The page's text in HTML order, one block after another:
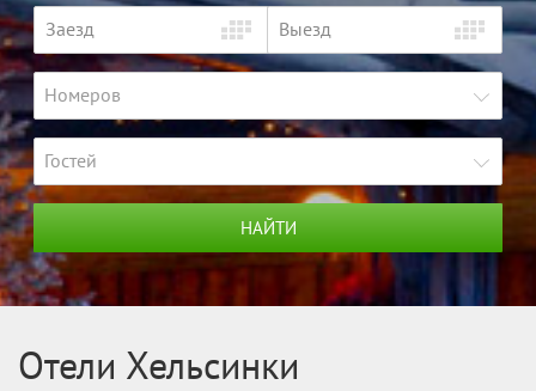
Номеров
Гостей
НАЙТИ
Отели Хельсинки